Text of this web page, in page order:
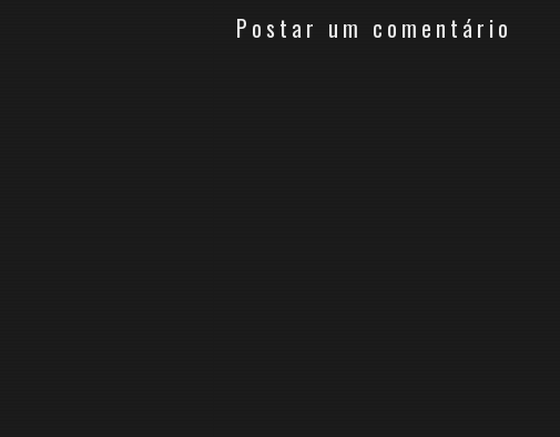
Postar um comentário